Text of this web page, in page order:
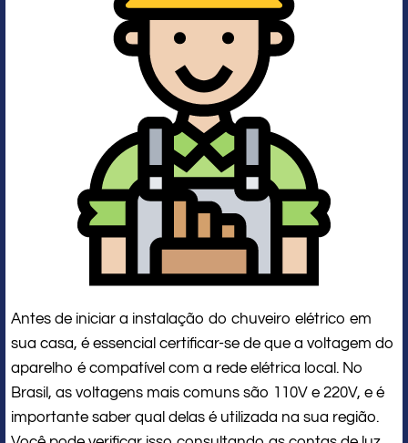
Antes de iniciar a instalação do chuveiro elétrico em
sua casa, é essencial certificar-se de que a voltagem do
aparelho é compatível com a rede elétrica local. No
Brasil, as voltagens mais comuns são 110V e 220V, e é
importante saber qual delas é utilizada na sua região.